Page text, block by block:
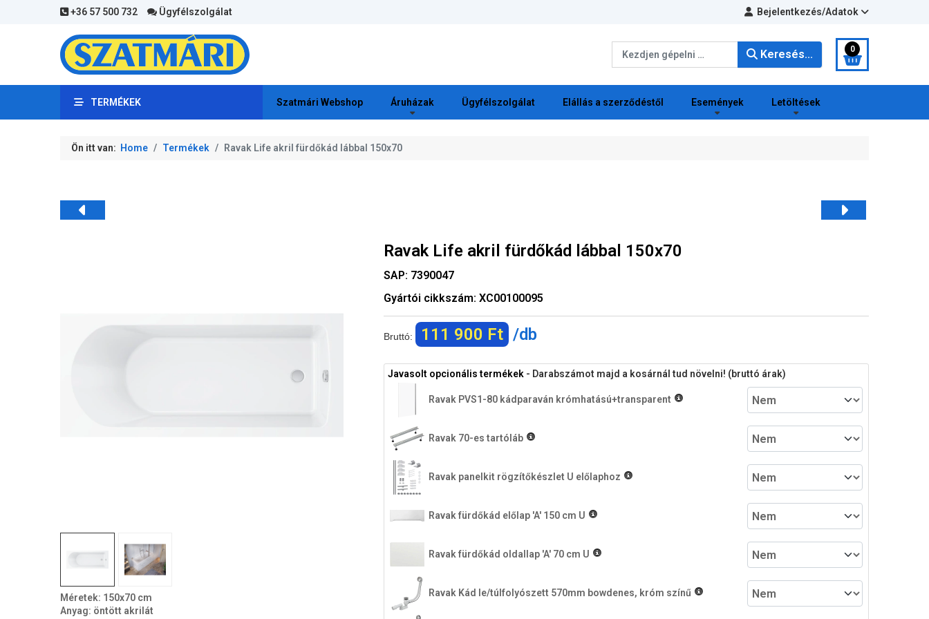
+36 57 500 732 Ügyfélszolgálat Bejelentkezés/Adatok
Keresés... 0
TERMÉKEK Szatmári Webshop Áruházak Ügyfélszolgálat Elállás a szerződéstől Események Letöltések
Ön itt van: Home Termékek Ravak Life akril fürdőkád lábbal 150x70
Méretek: 150x70 cm
Anyag: öntött akrilát
Ravak Life akril fürdőkád lábbal 150x70
SAP: 7390047
Gyártói cikkszám: XC00100095
Bruttó: 111 900 Ft /db
Javasolt opcionális termékek - Darabszámot majd a kosárnál tud növelni! (bruttó árak)
Ravak PVS1-80 kádparaván krómhatású+transparent
Ravak 70-es tartóláb
Ravak panelkit rögzítőkészlet U előlaphoz
Ravak fürdőkád előlap 'A' 150 cm U
Ravak fürdőkád oldallap 'A' 70 cm U
Ravak Kád le/túlfolyószett 570mm bowdenes, króm színű